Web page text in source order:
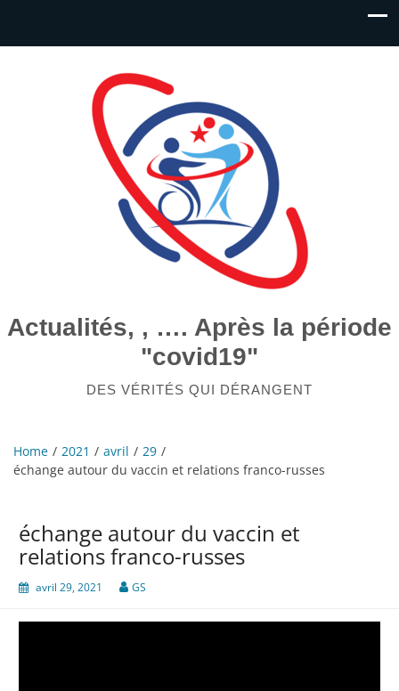
Actualités, , …. Après la période
"covid19"
DES VÉRITÉS QUI DÉRANGENT
Home 2021 avril
29
échange autour du vaccin et relations franco-russes
échange autour du vaccin et
relations franco-russes
avril 29, 2021 GS